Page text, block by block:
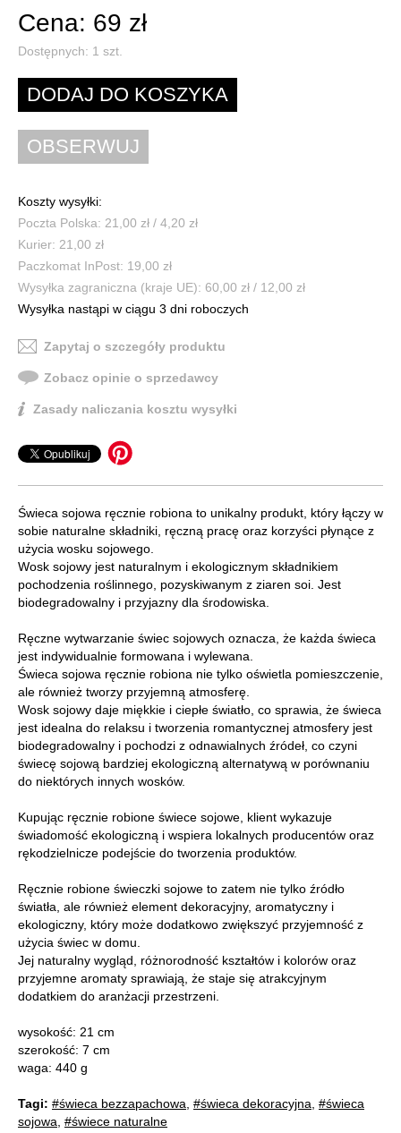
Cena: 69 zł
Dostępnych: 1 szt.
Koszty wysyłki:
Poczta Polska: 21,00 zł / 4,20 zł
Kurier: 21,00 zł
Paczkomat InPost: 19,00 zł
Wysyłka zagraniczna (kraje UE): 60,00 zł / 12,00 zł
Wysyłka nastąpi w ciągu 3 dni roboczych
Zapytaj o szczegóły produktu
Zobacz opinie o sprzedawcy
Zasady naliczania kosztu wysyłki
Świeca sojowa ręcznie robiona to unikalny produkt, który łączy w
sobie naturalne składniki, ręczną pracę oraz korzyści płynące z
użycia wosku sojowego.
Wosk sojowy jest naturalnym i ekologicznym składnikiem
pochodzenia roślinnego, pozyskiwanym z ziaren soi. Jest
biodegradowalny i przyjazny dla środowiska.
Ręczne wytwarzanie świec sojowych oznacza, że każda świeca
jest indywidualnie formowana i wylewana.
Świeca sojowa ręcznie robiona nie tylko oświetla pomieszczenie,
ale również tworzy przyjemną atmosferę.
Wosk sojowy daje miękkie i ciepłe światło, co sprawia, że świeca
jest idealna do relaksu i tworzenia romantycznej atmosfery jest
biodegradowalny i pochodzi z odnawialnych źródeł, co czyni
świecę sojową bardziej ekologiczną alternatywą w porównaniu
do niektórych innych wosków.
Kupując ręcznie robione świece sojowe, klient wykazuje
świadomość ekologiczną i wspiera lokalnych producentów oraz
rękodzielnicze podejście do tworzenia produktów.
Ręcznie robione świeczki sojowe to zatem nie tylko źródło
światła, ale również element dekoracyjny, aromatyczny i
ekologiczny, który może dodatkowo zwiększyć przyjemność z
użycia świec w domu.
Jej naturalny wygląd, różnorodność kształtów i kolorów oraz
przyjemne aromaty sprawiają, że staje się atrakcyjnym
dodatkiem do aranżacji przestrzeni.
wysokość: 21 cm
szerokość: 7 cm
waga: 440 g
Tagi: #świeca bezzapachowa #świeca dekoracyjna #świeca
sojowa #świece naturalne